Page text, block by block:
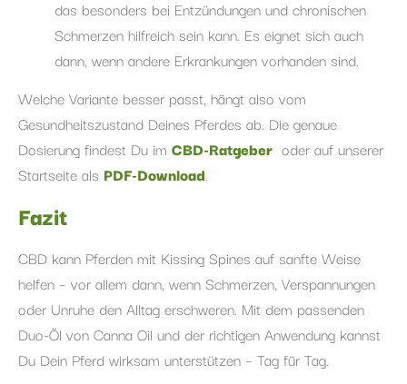
das besonders bei Entzündungen und chronischen
Schmerzen hilfreich sein kann. Es eignet sich auch
dann, wenn andere Erkrankungen vorhanden sind.
Welche Variante besser passt, hängt also vom
Gesundheitszustand Deines Pferdes ab. Die genaue
Dosierung findest Du im CBD-Ratgeber oder auf unserer
Startseite als PDF-Download.
Fazit
CBD kann Pferden mit Kissing Spines auf sanfte Weise
helfen – vor allem dann, wenn Schmerzen, Verspannungen
oder Unruhe den Alltag erschweren. Mit dem passenden
Duo-Öl von Canna Oil und der richtigen Anwendung kannst
Du Dein Pferd wirksam unterstützen – Tag für Tag.